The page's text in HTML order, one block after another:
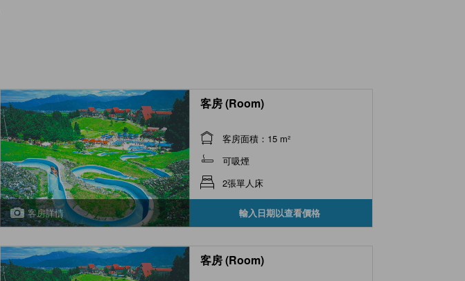
客房詳情
客房 (Room)
客房面積：15 m²
可吸煙
2張單人床
輸入日期以查看價格
客房 (Room)